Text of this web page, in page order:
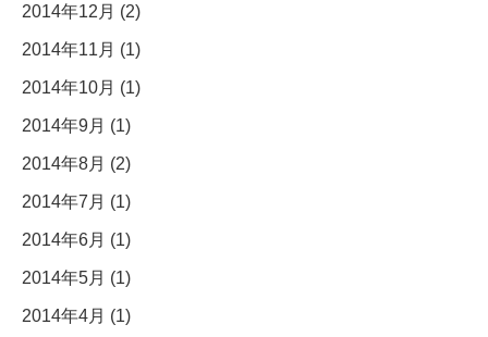
2014年12月 (2)
2014年11月 (1)
2014年10月 (1)
2014年9月 (1)
2014年8月 (2)
2014年7月 (1)
2014年6月 (1)
2014年5月 (1)
2014年4月 (1)